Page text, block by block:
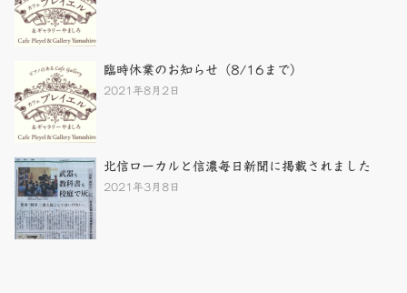
臨時休業のお知らせ（8/16まで）
2021年8月2日
北信ローカルと信濃毎日新聞に掲載されました
2021年3月8日